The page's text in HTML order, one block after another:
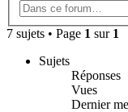
7 sujets • Page 1 sur 1
Sujets
Réponses
Vues
Dernier